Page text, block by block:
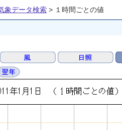
象データ検索 > １時間ごとの値